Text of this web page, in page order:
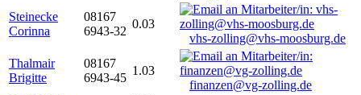
Steinecke
Corinna
08167
6943-32
0.03
vhs-zolling@vhs-moosburg.de
Thalmair
Brigitte
08167
6943-45
1.03
finanzen@vg-zolling.de